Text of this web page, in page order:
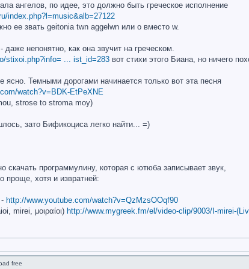
ангелов, по идее, это должно быть греческое исполнение
index.php?l=music&alb=27122
ее звать geitonia twn aggelwn или o вместо w.
даже непонятно, как она звучит на греческом.
stixoi.php?info= ... ist_id=283 вот стихи этого Биана, но ничего
ясно. Темными дорогами начинается только вот эта песня
watch?v=BDK-EtPeXNE
strose to stroma moy)
зато Бификоциса легко найти... =)
скачать программулину, которая с ютюба записывает звук,
проще, хотя и извратней:
http://www.youtube.com/watch?v=QzMzsOOqf90
mirei, μοιραίοι) http://www.mygreek.fm/el/video-clip/9003/I-mirei-
free